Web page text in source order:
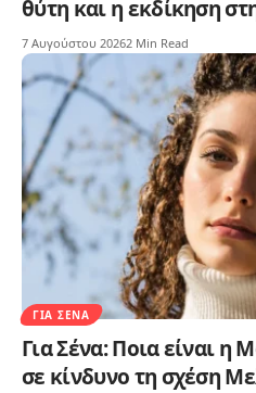
θύτη και η εκδίκηση
7 Αυγούστου 20262 Min Read
ΓΙΑ ΣΈΝΑ
Για Σένα: Ποια είναι η
σε κίνδυνο τη σχέση